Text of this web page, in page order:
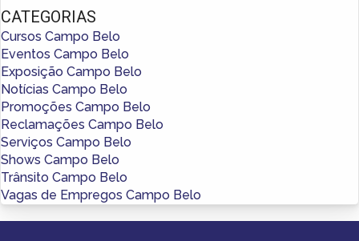
CATEGORIAS
Cursos Campo Belo
Eventos Campo Belo
Exposição Campo Belo
Notícias Campo Belo
Promoções Campo Belo
Reclamações Campo Belo
Serviços Campo Belo
Shows Campo Belo
Trânsito Campo Belo
Vagas de Empregos Campo Belo